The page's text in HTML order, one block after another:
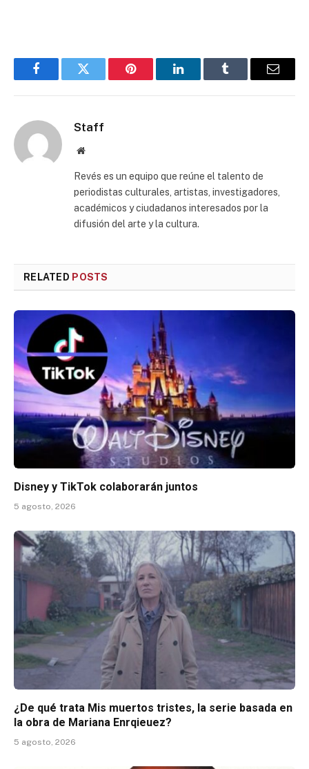
FacebookTwitter Pinterest LinkedInTumblr Email
Staff
Website
Revés es un equipo que reúne el talento de
periodistas culturales, artistas, investigadores,
académicos y ciudadanos interesados por la
difusión del arte y la cultura.
RELATED POSTS
Disney y TikTok colaborarán juntos
5 agosto, 2026
¿De qué trata Mis muertos tristes, la serie basada en
la obra de Mariana Enrqieuez?
5 agosto, 2026